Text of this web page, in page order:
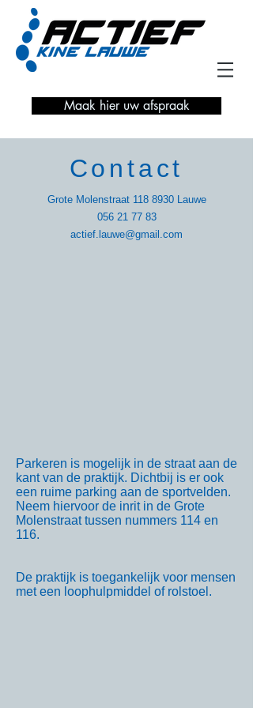
Maak hier uw afspraak
Contact
Grote Molenstraat 118 8930Lauwe
056 21 77 83
actief.lauwe@gmail.com
Parkeren is mogelijk in de straat aan de
kant van de praktijk. Dichtbij is er ook
een ruime parking aan de sportvelden.
Neem hiervoor de inrit in de Grote
Molenstraat tussen nummers 114 en
116.
De praktijk is toegankelijk voor mensen
met een loophulpmiddel of rolstoel.